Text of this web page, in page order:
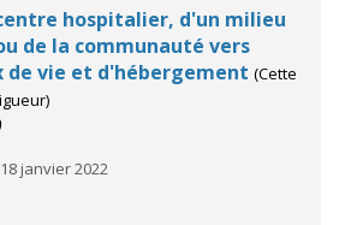
hospitalier, d'un milieu
de la communauté vers
vie et d'hébergement (Cette
janvier 2022